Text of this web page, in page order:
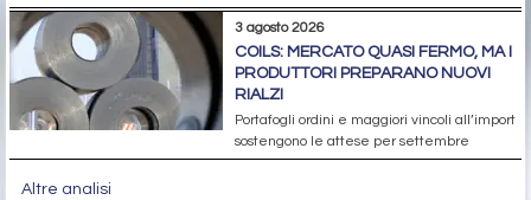
3 agosto 2026
COILS: MERCATO QUASI FERMO, MA I
PRODUTTORI PREPARANO NUOVI
RIALZI
Portafogli ordini e maggiori vincoli all’import
sostengono le attese per settembre
Altre analisi